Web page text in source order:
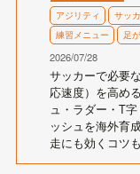
アジリティ サッ
練習メニュー
足
2026/07/28
サッカーで必要
応速度）を高め
ュ・ラダー・T
ッシュを海外育
走にも効くコツも